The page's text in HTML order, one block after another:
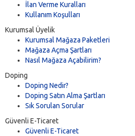
İlan Verme Kuralları
Kullanım Koşulları
Kurumsal Üyelik
Kurumsal Mağaza Paketleri
Mağaza Açma Şartları
Nasıl Mağaza Açabilirim?
Doping
Doping Nedir?
Doping Satın Alma Şartları
Sık Sorulan Sorular
Güvenli E-Ticaret
Güvenli E-Ticaret